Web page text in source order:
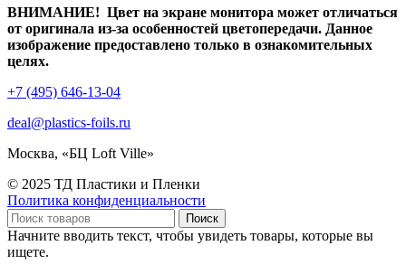
ВНИМАНИЕ! Цвет на экране монитора может отличаться
от оригинала из-за особенностей цветопередачи. Данное
изображение предоставлено только в ознакомительных
целях.
+7 (495) 646-13-04
deal@plastics-foils.ru
Москва, «БЦ Loft Ville»
© 2025 ТД Пластики и Пленки
Политика конфиденциальности
Поиск
Начните вводить текст, чтобы увидеть товары, которые вы
ищете.